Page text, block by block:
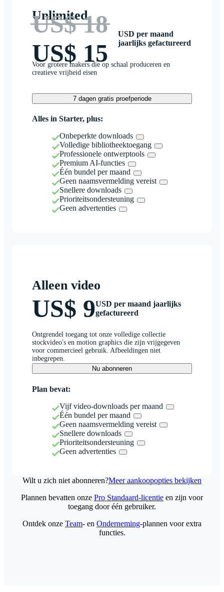
Unlimited
US$ 18
US$ 15
USD per maand
jaarlijks gefactureerd
Voor grotere makers die op schaal produceren en
creatieve vrijheid eisen
7 dagen gratis proefperiode
Alles in Starter, plus:
Onbeperkte downloads
Volledige bibliotheektoegang
Professionele ontwerptools
Premium AI-functies
Één bundel per maand
Geen naamsvermelding vereist
Snellere downloads
Prioriteitsondersteuning
Geen advertenties
Alleen video
US$ 9USD per maand jaarlijks
gefactureerd
Ontgrendel toegang tot onze volledige collectie
stockvideo's en motion graphics die zijn vrijgegeven
voor commercieel gebruik. Afbeeldingen niet
inbegrepen.
Nu abonneren
Plan bevat:
Vijf video-downloads per maand
Één bundel per maand
Geen naamsvermelding vereist
Snellere downloads
Prioriteitsondersteuning
Geen advertenties
Wilt u zich niet abonneren?Meer aankoopopties bekijken
Plannen bevatten onze Pro Standaard-licentie en zijn voor
toegang door één gebruiker.
Ontdek onze Team- en Onderneming-plannen voor extra
functies.